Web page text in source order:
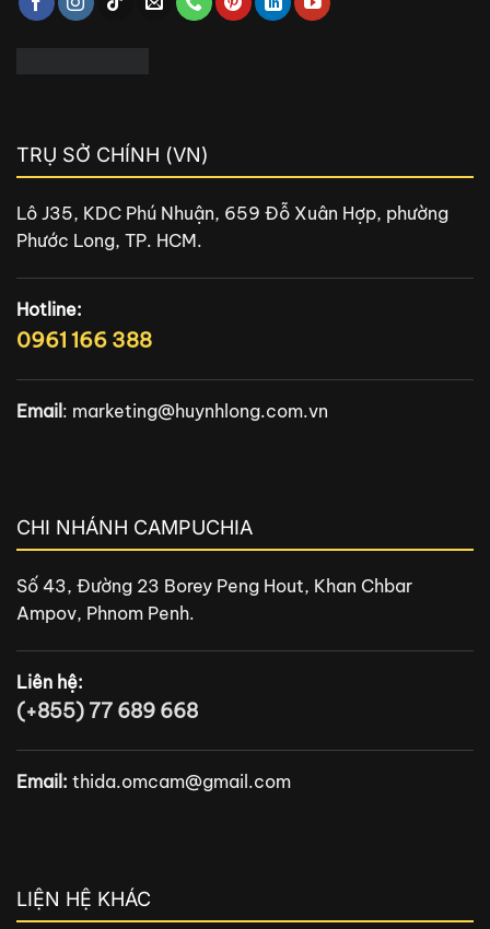
TRỤ SỞ CHÍNH (VN)
Lô J35, KDC Phú Nhuận, 659 Đỗ Xuân Hợp, phường
Phước Long, TP. HCM.
Hotline:
0961 166 388
Email: marketing@huynhlong.com.vn
CHI NHÁNH CAMPUCHIA
Số 43, Đường 23 Borey Peng Hout, Khan Chbar
Ampov, Phnom Penh.
Liên hệ:
(+855) 77 689 668
Email: thida.omcam@gmail.com
LIỆN HỆ KHÁC